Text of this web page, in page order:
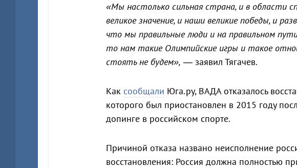
«Мы настолько сильная страна, и в области
великое значение, и наши великие победы, и
что мы правильные люди и на правильном
то нам такие Олимпийские игры и такое
стоять не будем», — заявил Тягачев.
Как сообщали Юга.ру, ВАДА отказалось
которого был приостановлен в 2015 году
допинге в российском спорте.
Причиной отказа названо неисполнение
восстановления: Россия должна полностью